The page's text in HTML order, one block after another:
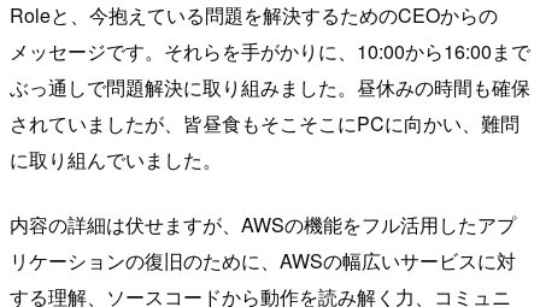
Roleと、今抱えている問題を解決するためのCEOからの
メッセージです。それらを手がかりに、10:00から16:00まで
ぶっ通しで問題解決に取り組みました。昼休みの時間も確保
されていましたが、皆昼食もそこそこにPCに向かい、難問
に取り組んでいました。
内容の詳細は伏せますが、AWSの機能をフル活用したアプ
リケーションの復旧のために、AWSの幅広いサービスに対
する理解、ソースコードから動作を読み解く力、コミュニ